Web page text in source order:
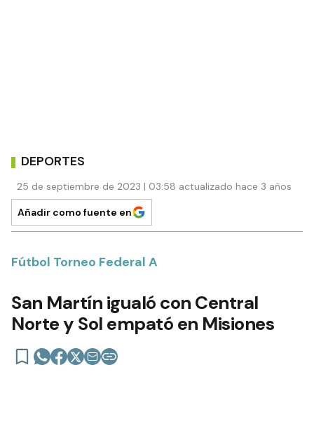
DEPORTES
25 de septiembre de 2023 | 03:58 actualizado hace 3 años
Añadir como fuente en
Fútbol Torneo Federal A
San Martín igualó con Central
Norte y Sol empató en Misiones